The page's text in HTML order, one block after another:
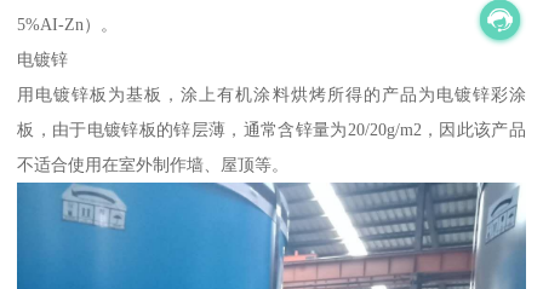
5%AI-Zn）。
电镀锌
用电镀锌板为基板，涂上有机涂料烘烤所得的产品为电镀锌彩涂
板，由于电镀锌板的锌层薄，通常含锌量为20/20g/m2，因此该产品
不适合使用在室外制作墙、屋顶等。